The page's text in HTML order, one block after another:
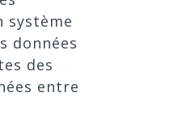
système
données
des
entre